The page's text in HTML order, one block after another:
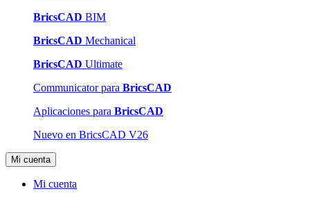
BricsCAD BIM
BricsCAD Mechanical
BricsCAD Ultimate
Communicator para BricsCAD
Aplicaciones para BricsCAD
Nuevo en BricsCAD V26
Mi cuenta
Mi cuenta